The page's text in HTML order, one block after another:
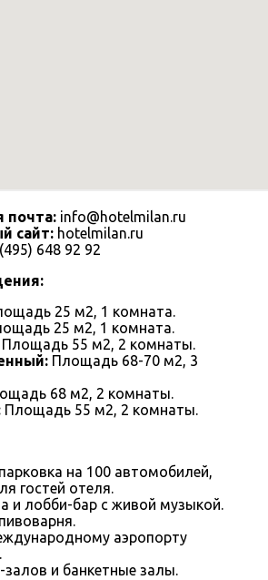
почта: info@hotelmilan.ru
сайт: hotelmilan.ru
648 92 92
25 м2, 1 комната.
25 м2, 1 комната.
Площадь 55 м2, 2 комнаты.
Площадь 68-70 м2, 3
68 м2, 2 комнаты.
Площадь 55 м2, 2 комнаты.
на 100 автомобилей,
гостей отеля.
и лобби-бар с живой музыкой.
аэропорту
залов и банкетные залы.